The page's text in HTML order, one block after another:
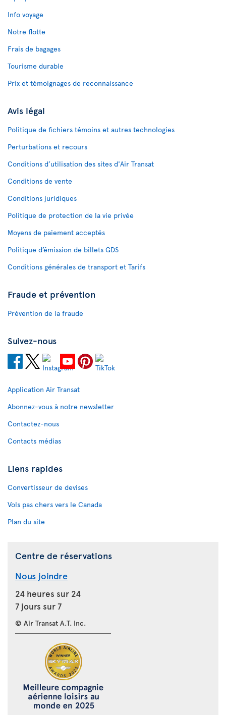
Info voyage
Notre flotte
Frais de bagages
Tourisme durable
Prix et témoignages de reconnaissance
Avis légal
Politique de fichiers témoins et autres technologies
Perturbations et recours
Conditions d’utilisation des sites d'Air Transat
Conditions de vente
Conditions juridiques
Politique de protection de la vie privée
Moyens de paiement acceptés
Politique d’émission de billets GDS
Conditions générales de transport et Tarifs
Fraude et prévention
Prévention de la fraude
Suivez-nous
Application Air Transat
Abonnez-vous à notre newsletter
Contactez-nous
Contacts médias
Liens rapides
Convertisseur de devises
Vols pas chers vers le Canada
Plan du site
Centre de réservations
Nous joindre
24 heures sur 24
7 jours sur 7
© Air Transat A.T. Inc.